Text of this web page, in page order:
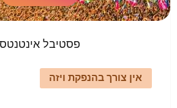
פסטיבל אינטנטס
אין צורך בהנפקת ויזה